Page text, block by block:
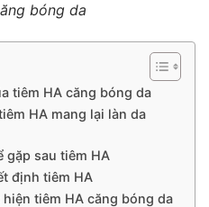
bóng da
tiêm HA căng bóng da
HA mang lại làn da
gặp sau tiêm HA
định tiêm HA
tiêm HA căng bóng da